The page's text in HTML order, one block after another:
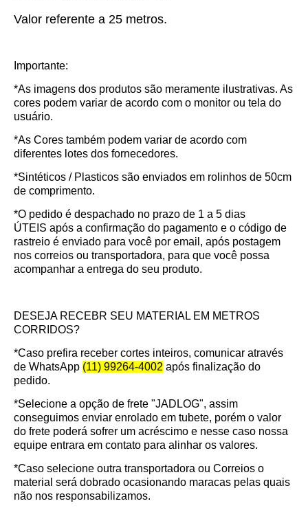
Valor referente a 25 metros.
Importante:
*As imagens dos produtos são meramente ilustrativas. As
cores podem variar de acordo com o monitor ou tela do
usuário.
*As Cores também podem variar de acordo com
diferentes lotes dos fornecedores.
*Sintéticos / Plasticos são enviados em rolinhos de 50cm
de comprimento.
*O pedido é despachado no prazo de 1 a 5 dias
ÚTEIS após a confirmação do pagamento e o código de
rastreio é enviado para você por email, após postagem
nos correios ou transportadora, para que você possa
acompanhar a entrega do seu produto.
DESEJA RECEBR SEU MATERIAL EM METROS
CORRIDOS?
*Caso prefira receber cortes inteiros, comunicar através
de WhatsApp (11) 99264-4002 após finalização do
pedido.
*Selecione a opção de frete "JADLOG", assim
conseguimos enviar enrolado em tubete, porém o valor
do frete poderá sofrer um acréscimo e nesse caso nossa
equipe entrara em contato para alinhar os valores.
*Caso selecione outra transportadora ou Correios o
material será dobrado ocasionando maracas pelas quais
não nos responsabilizamos.